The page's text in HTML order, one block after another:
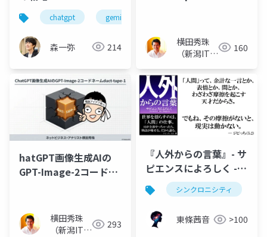
Bedrockではじめる柔
軟なAI活用 〜
chatgpt gemini
森一弥 214
横田秀珠
（新潟ITコ
ト）
160
hatGPT画像生成AIの
GPT-Image-2コードネ
横田秀珠
（新潟ITコ
293
『人外からの言葉』- サ
ピエンスによろしく -
《The Word of Alien
Intelligence》
シンクロニシティ
東條茜音 >100